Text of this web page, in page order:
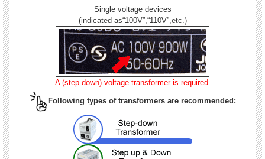
Single voltage devices
(indicated as“100V”,“110V”,etc.)
A (step-down) voltage transformer is required.
Following types of transformers are recommended: